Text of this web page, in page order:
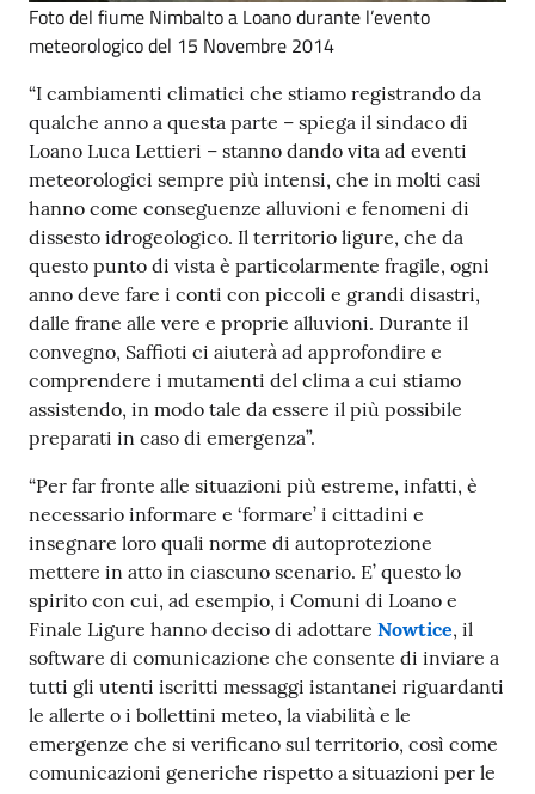
Foto del fiume Nimbalto a Loano durante l’evento
meteorologico del 15 Novembre 2014
“I cambiamenti climatici che stiamo registrando da
qualche anno a questa parte – spiega il sindaco di
Loano Luca Lettieri – stanno dando vita ad eventi
meteorologici sempre più intensi, che in molti casi
hanno come conseguenze alluvioni e fenomeni di
dissesto idrogeologico. Il territorio ligure, che da
questo punto di vista è particolarmente fragile, ogni
anno deve fare i conti con piccoli e grandi disastri,
dalle frane alle vere e proprie alluvioni. Durante il
convegno, Saffioti ci aiuterà ad approfondire e
comprendere i mutamenti del clima a cui stiamo
assistendo, in modo tale da essere il più possibile
preparati in caso di emergenza”.
“Per far fronte alle situazioni più estreme, infatti, è
necessario informare e ‘formare’ i cittadini e
insegnare loro quali norme di autoprotezione
mettere in atto in ciascuno scenario. E’ questo lo
spirito con cui, ad esempio, i Comuni di Loano e
Finale Ligure hanno deciso di adottare Nowtice, il
software di comunicazione che consente di inviare a
tutti gli utenti iscritti messaggi istantanei riguardanti
le allerte o i bollettini meteo, la viabilità e le
emergenze che si verificano sul territorio, così come
comunicazioni generiche rispetto a situazioni per le